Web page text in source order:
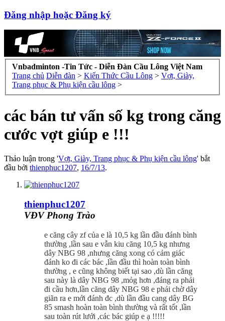
Đăng nhập hoặc Đăng ký
Vnbadminton -Tin Tức - Diễn Đàn Cầu Lông Việt Nam
Trang chủ Diễn đàn > Kiến Thức Cầu Lông > Vợt, Giày,
Trang phục & Phụ kiện cầu lông >
các bán tư vấn số kg trong căng
cước vợt giúp e !!!
Thảo luận trong 'Vợt, Giày, Trang phục & Phụ kiện cầu lông' bắt
đầu bởi thienphuc1207, 16/7/13.
thienphuc1207
VĐV Phong Trào
e căng cây zf của e là 10,5 kg lần đầu đánh bình
thường ,lần sau e vẫn kiu căng 10,5 kg nhưng
dây NBG 98 ,nhưng căng xong có cảm giác
đánh ko đi các bác ,lần đầu thì hoàn toàn bình
thường , e cũng không biết tại sao ,dù lần căng
sau này là dây NBG 98 ,mỏg hơn ,đáng ra phải
đi cầu hơn,lần căng dây NBG 98 e phải chờ dây
giãn ra e mới đánh đc ,dù lần đầu cang dây BG
85 smash hoàn toàn bình thường và rất tốt ,lần
sau toàn rút lưới ,các bác giúp e ạ !!!!!